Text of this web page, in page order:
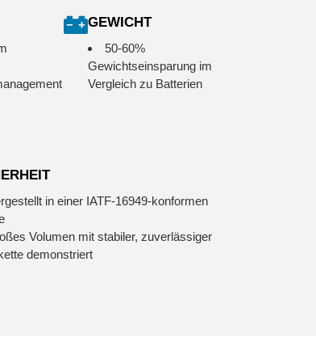
GEWICHT
50-60%
Gewichtseinsparung im
Vergleich zu Batterien
in einer IATF-16949-konformen
Volumen mit stabiler, zuverlässiger
demonstriert